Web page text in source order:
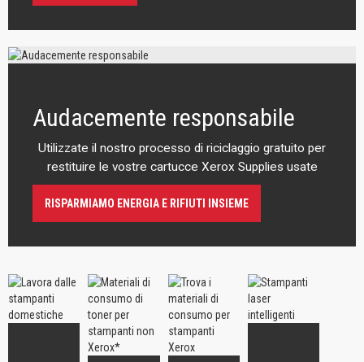
Audacemente responsabile
Utilizzate il nostro processo di riciclaggio gratuito per
restituire le vostre cartucce Xerox Supplies usate
RISPARMIAMO ENERGIA E RIFIUTI INSIEME